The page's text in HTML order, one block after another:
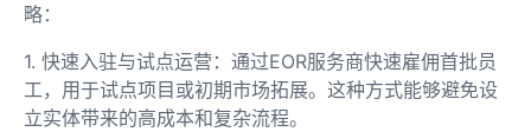
略：
1. 快速入驻与试点运营：通过EOR服务商快速雇佣首批员
工，用于试点项目或初期市场拓展。这种方式能够避免设
立实体带来的高成本和复杂流程。